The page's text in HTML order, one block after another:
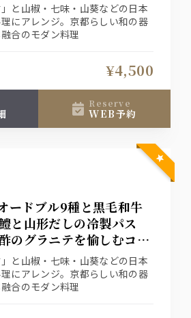
と山椒・七味・山葵などの日本
にアレンジ。京都らしい和の器
合のモダン料理
¥4,500
reserve
WEB予約
ードブル9種と黒毛和牛
と山形だしの冷製パス
のグラニテを愉しむコー
と山椒・七味・山葵などの日本
にアレンジ。京都らしい和の器
合のモダン料理